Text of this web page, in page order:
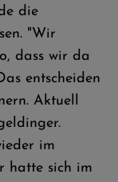
die
"Wir
dass wir da
entscheiden
Aktuell
im
hatte sich im